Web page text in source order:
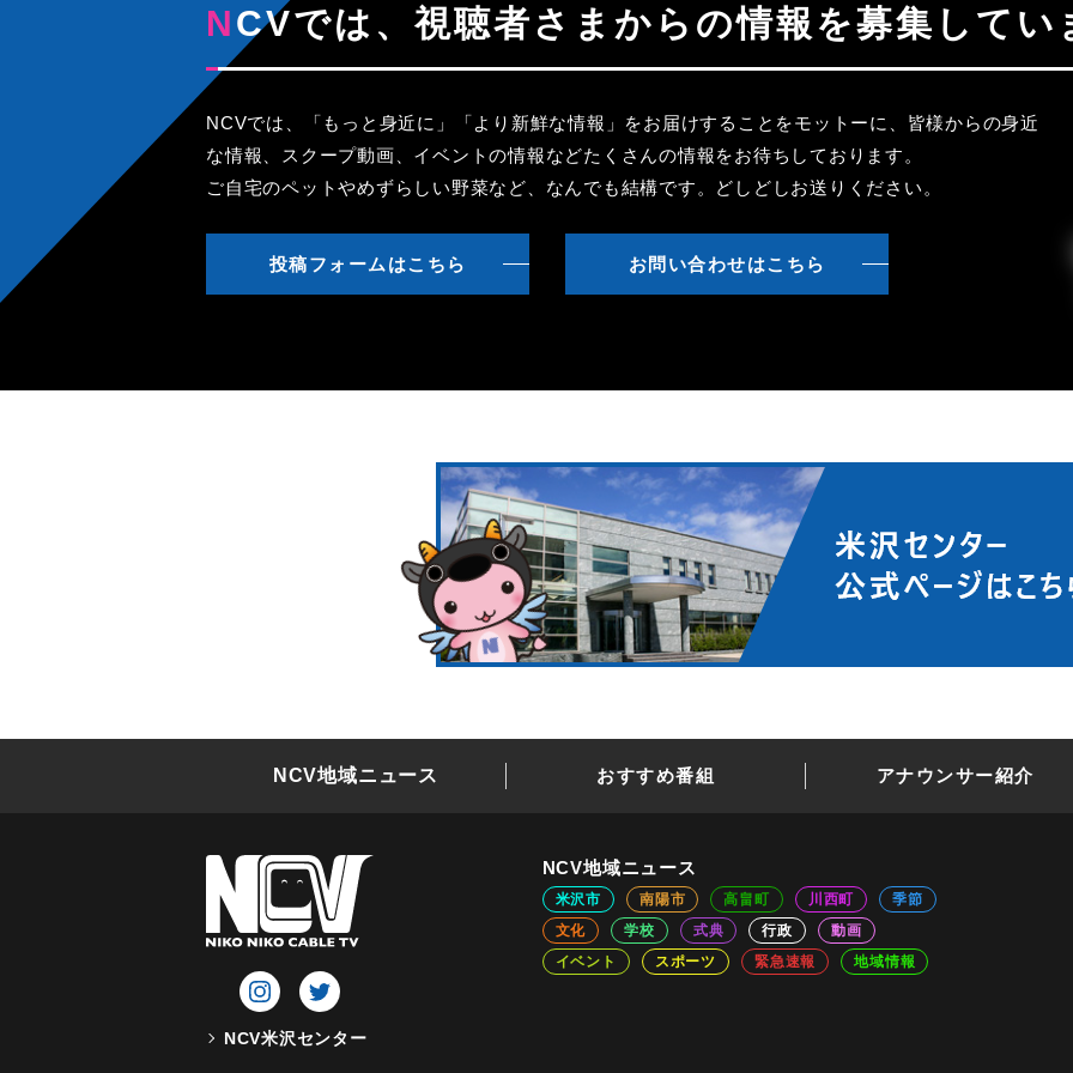
NCVでは、視聴者さまからの情報を募集してい
NCVでは、「もっと身近に」「より新鮮な情報」をお届けすることをモットーに、皆様からの身近
な情報、スクープ動画、イベントの情報などたくさんの情報をお待ちしております。
ご自宅のペットやめずらしい野菜など、なんでも結構です。どしどしお送りください。
投稿フォームはこちら お問い合わせはこちら
NCV地域ニュース おすすめ番組 アナウンサー紹介
NCV米沢センター
NCV地域ニュース
米沢市 南陽市 高畠町 川西町
季節
文化
学校 式典 行政
動画
イベント
スポーツ 緊急速報 地域情報